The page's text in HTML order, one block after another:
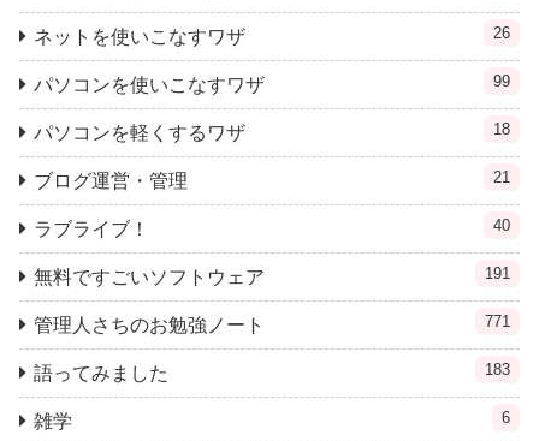
ネットを使いこなすワザ 26
パソコンを使いこなすワザ 99
パソコンを軽くするワザ 18
ブログ運営・管理 21
ラブライブ！ 40
無料ですごいソフトウェア 191
管理人さちのお勉強ノート 771
語ってみました 183
雑学 6